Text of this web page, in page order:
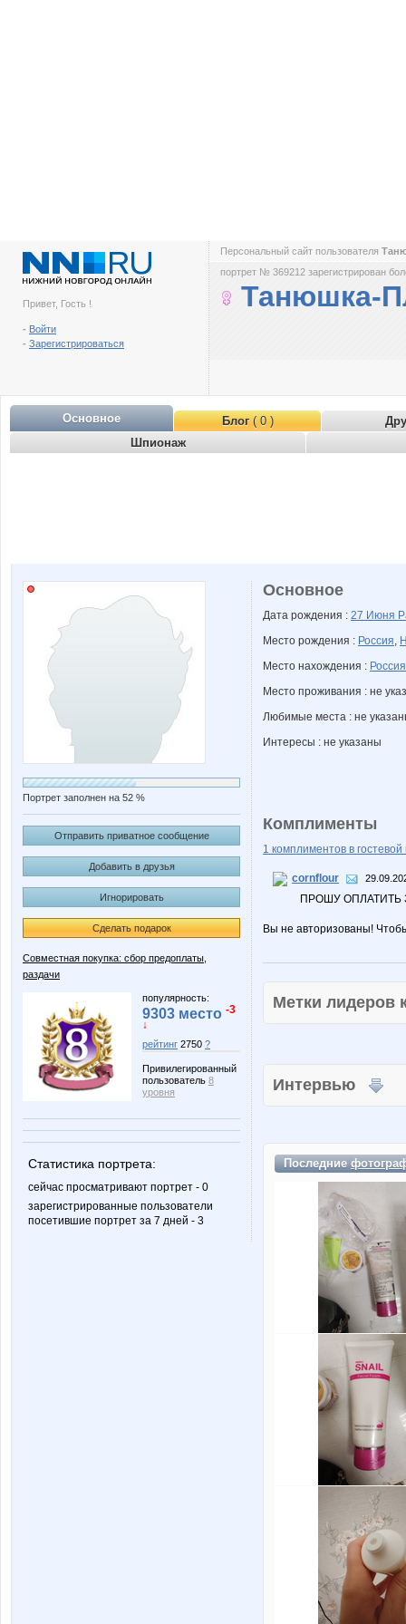
Привет, Гость !
- Войти
- Зарегистрироваться
Персональный сайт пользователя
портрет № 369212 зарегистрирован
Танюшка-
Основное Блог( 0 )
Шпионаж
Портрет заполнен на 52 %
Отправить приватное сообщение
Добавить в друзья
Игнорировать
Сделать подарок
Совместная покупка: сбор предоплаты,
раздачи
популярность:
9303 место -3
↓
рейтинг 2750 ?
Привилегированный
пользователь 8
уровня
Статистика портрета:
сейчас просматривают портрет - 0
зарегистрированные пользователи
посетившие портрет за 7 дней - 3
Основное
Дата рождения : 27 Июня
Место рождения : Россия,
Место нахождения : Россия
Место проживания : не
Любимые места : не
Интересы : не указаны
Комплименты
1 комплиментов в гостевой
cornflour
ПРОШУ ОПЛАТИТЬ
Вы не авторизованы!
Метки
Интервью
Последние